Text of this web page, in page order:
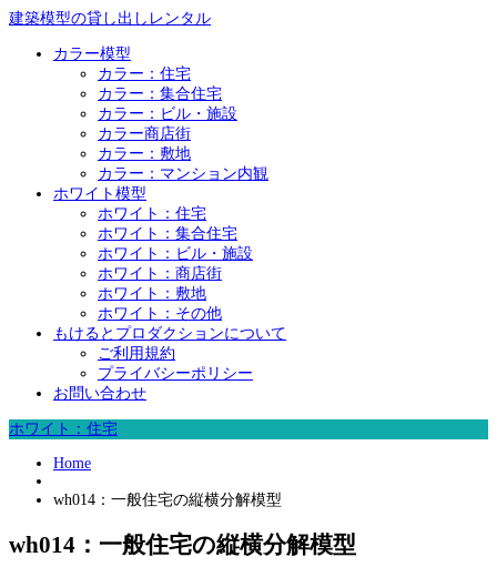
建築模型の貸し出しレンタル
カラー模型
カラー：住宅
カラー：集合住宅
カラー：ビル・施設
カラー商店街
カラー：敷地
カラー：マンション内観
ホワイト模型
ホワイト：住宅
ホワイト：集合住宅
ホワイト：ビル・施設
ホワイト：商店街
ホワイト：敷地
ホワイト：その他
もけるとプロダクションについて
ご利用規約
プライバシーポリシー
お問い合わせ
ホワイト：住宅
Home
wh014：一般住宅の縦横分解模型
wh014：一般住宅の縦横分解模型